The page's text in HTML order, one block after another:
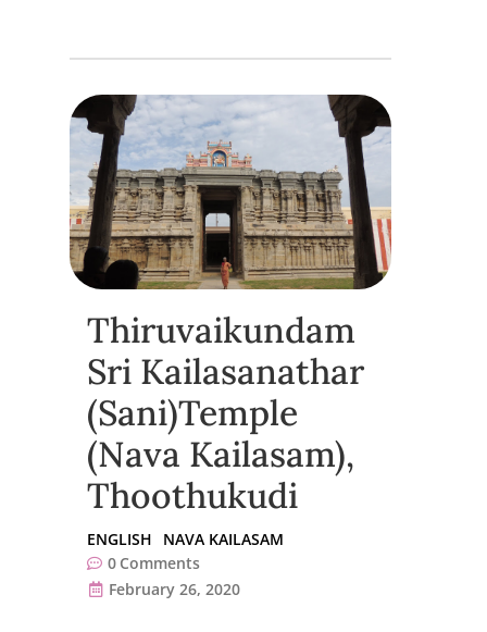
Thiruvaikundam
Sri Kailasanathar
(Sani)Temple
(Nava Kailasam),
Thoothukudi
ENGLISH
NAVA KAILASAM
0 Comments
February 26, 2020